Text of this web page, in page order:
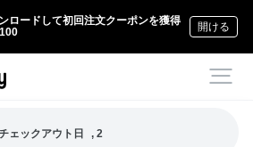
ロードして初回注文クーポンを獲得
開ける
ェックアウト日 , 2